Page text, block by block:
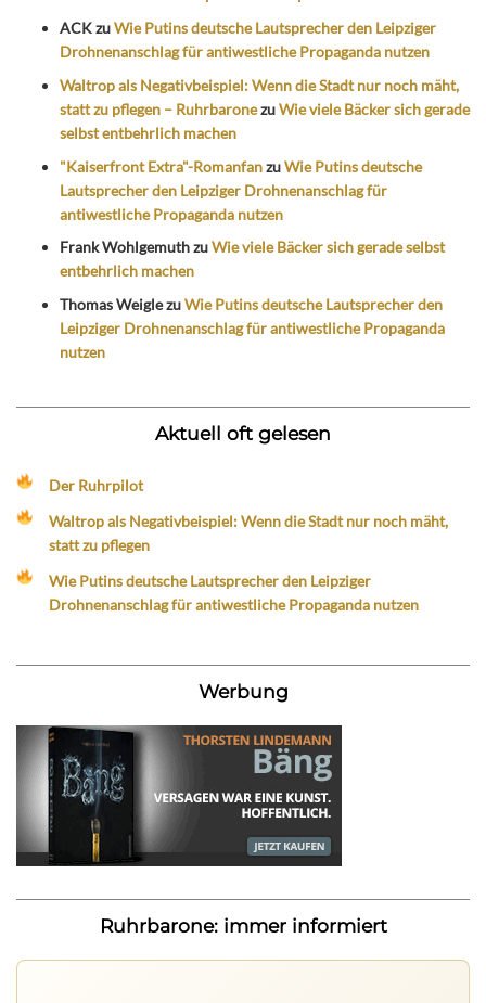
ACKzuWie Putins deutsche Lautsprecher den Leipziger
Drohnenanschlag für antiwestliche Propaganda nutzen
Waltrop als Negativbeispiel: Wenn die Stadt nur noch mäht,
statt zu pflegen – RuhrbaronezuWie viele Bäcker sich gerade
selbst entbehrlich machen
"Kaiserfront Extra"-RomanfanzuWie Putins deutsche
Lautsprecher den Leipziger Drohnenanschlag für
antiwestliche Propaganda nutzen
Frank WohlgemuthzuWie viele Bäcker sich gerade selbst
entbehrlich machen
Thomas WeiglezuWie Putins deutsche Lautsprecher den
Leipziger Drohnenanschlag für antiwestliche Propaganda
nutzen
Aktuell oft gelesen
Der Ruhrpilot
Waltrop als Negativbeispiel: Wenn die Stadt nur noch mäht,
statt zu pflegen
Wie Putins deutsche Lautsprecher den Leipziger
Drohnenanschlag für antiwestliche Propaganda nutzen
Werbung
Ruhrbarone: immer informiert